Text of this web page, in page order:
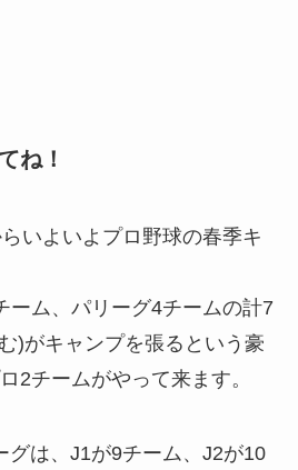
ね！
いよいよプロ野球の春季キ
ーム、パリーグ4チームの計7
)がキャンプを張るという豪
2チームがやって来ます。
グは、J1が9チーム、J2が10